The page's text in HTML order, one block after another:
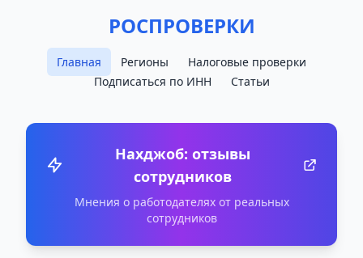
РОСПРОВЕРКИ
Главная Регионы
Налоговые проверки
Подписаться по ИНН
Статьи
Нахджоб: отзывы
сотрудников
Мнения о работодателях от реальных
сотрудников